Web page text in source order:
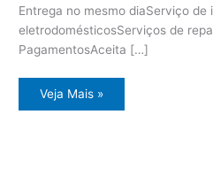
Entrega no mesmo diaServiço de
eletrodomésticosServiços de
PagamentosAceita […]
Itu
assistência
Veja Mais »